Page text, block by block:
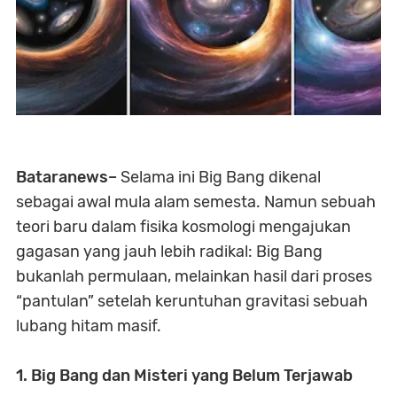
Bataranews– Selama ini Big Bang dikenal
sebagai awal mula alam semesta. Namun sebuah
teori baru dalam fisika kosmologi mengajukan
gagasan yang jauh lebih radikal: Big Bang
bukanlah permulaan, melainkan hasil dari proses
“pantulan” setelah keruntuhan gravitasi sebuah
lubang hitam masif.
1. Big Bang dan Misteri yang Belum Terjawab